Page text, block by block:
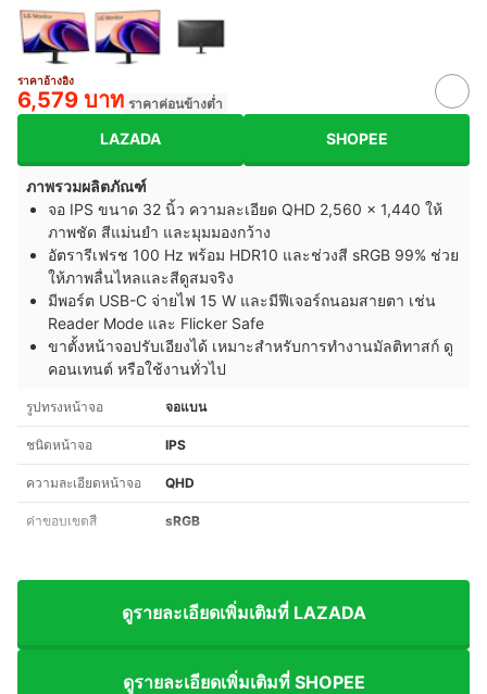
ราคาอ้างอิง
6,579 บาท ราคาค่อนข้างต่ำ
LAZADA SHOPEE
ภาพรวมผลิตภัณฑ์
จอ IPS ขนาด 32 นิ้ว ความละเอียด QHD 2,560 × 1,440 ให้
ภาพชัด สีแม่นยำ และมุมมองกว้าง
อัตรารีเฟรช 100 Hz พร้อม HDR10 และช่วงสี sRGB 99% ช่วย
ให้ภาพลื่นไหลและสีดูสมจริง
มีพอร์ต USB-C จ่ายไฟ 15 W และมีฟีเจอร์ถนอมสายตา เช่น
Reader Mode และ Flicker Safe
ขาตั้งหน้าจอปรับเอียงได้ เหมาะสำหรับการทำงานมัลติทาสก์ ดู
คอนเทนต์ หรือใช้งานทั่วไป
รูปทรงหน้าจอ จอแบน
ชนิดหน้าจอ IPS
ความละเอียดหน้าจอ QHD
ค่าขอบเขตสี sRGB
ดูรายละเอียดเพิ่มเติมที่ LAZADA
ดูรายละเอียดเพิ่มเติมที่ SHOPEE